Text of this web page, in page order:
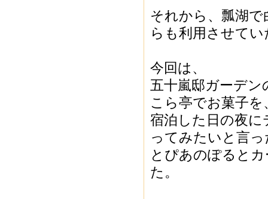
それから、瓢湖
らも利用させて
今回は、
五十嵐邸ガーデ
こら亭でお菓子
宿泊した日の夜
ってみたいと言
とぴあのぽると
た。